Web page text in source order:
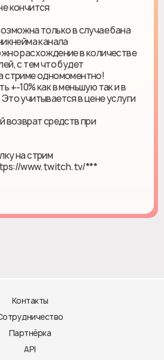
кончится
только в случае бана
канала
расхождение в количестве
с тем что будет
стриме одномоментно!
+-10% как в меньшую так и в
учитывается в цене услуги
возврат средств при
на стрим
www.twitch.tv/***
Контакты
Партнёрка
API